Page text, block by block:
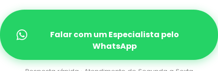
Falar com um Especialista pelo
WhatsApp